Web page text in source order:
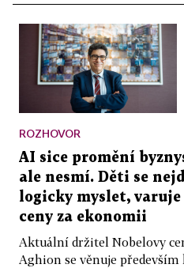
ROZHOVOR
AI sice promění
ale nesmí. Děti se
logicky myslet,
ceny za ekonomii
Aktuální držitel Nobelovy
Aghion se věnuje